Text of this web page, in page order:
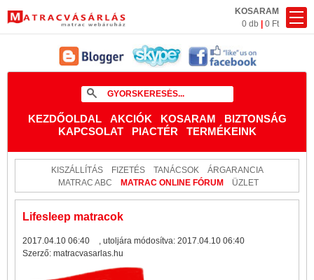
KOSARAM
0 db
0 Ft
KEZDŐOLDAL AKCIÓK KOSARAM
BIZTONSÁG
KAPCSOLAT
PIACTÉR TERMÉKEINK
KISZÁLLÍTÁS FIZETÉS TANÁCSOK
ÁRGARANCIA
MATRAC ABC
MATRAC ONLINE FÓRUM ÜZLET
Lifesleep matracok
2017.04.10 06:40 , utoljára módosítva: 2017.04.10 06:40
Szerző: matracvasarlas.hu